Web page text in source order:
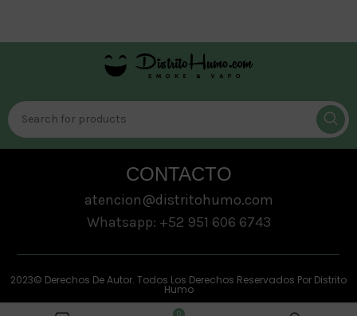
CONTACTO
atencion@distritohumo.com
Whatsapp: +52 951 606 6743
2023© Derechos De Autor. Todos Los Derechos Reservados Por Distrito
Humo
0